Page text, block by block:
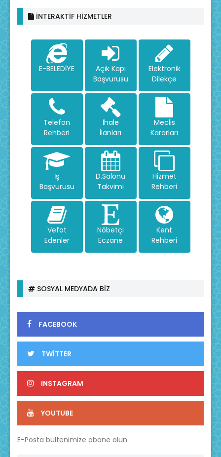
İNTERAKTİF HİZMETLER
E-BELEDİYE
Açık Kapı
Başvurusu
Elektronik
Dilekçe
Telefon
Rehberi
İhale
İlanları
Meclis
Kararları
İş
Başvurusu
D.Salonu
Takvimi
Hizmet
Rehberi
Vefat
Edenler
Nöbetçi
Eczane
Kent
Rehberi
SOSYAL MEDYADA BİZ
FACEBOOK
TWİTTER
INSTAGRAM
YOUTUBE
E-Posta bültenimize abone olun.